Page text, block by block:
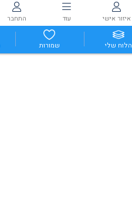
איזור אישי עוד התחבר
הלוח שלי שמורות